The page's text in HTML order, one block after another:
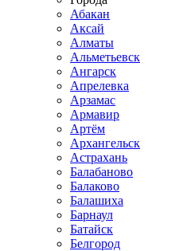
Абакан
Аксай
Алматы
Альметьевск
Ангарск
Апрелевка
Арзамас
Армавир
Артём
Архангельск
Астрахань
Балабаново
Балаково
Балашиха
Барнаул
Батайск
Белгород